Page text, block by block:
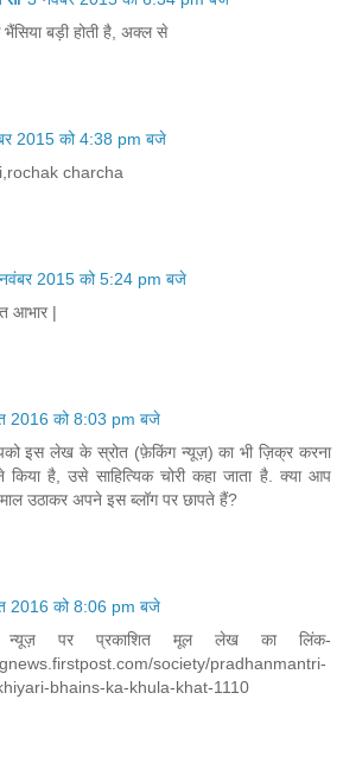
बड़ी होती है, अक्ल से
2015 को 4:38 pm बजे
charcha
2015 को 5:24 pm बजे
आभार |
2016 को 8:03 pm बजे
इस लेख के स्रोत (फ़ेकिंग न्यूज़) का भी ज़िक्र करना
किया है, उसे साहित्यिक चोरी कहा जाता है. क्या आप
उठाकर अपने इस ब्लॉग पर छापते हैं?
2016 को 8:06 pm बजे
पर प्रकाशित मूल लेख का लिंक-
society/pradhanmantri-
bhains-ka-khula-khat-1110